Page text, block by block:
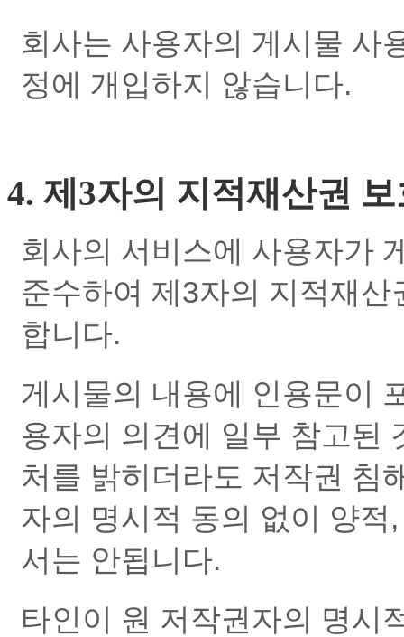
회사는 사용자의 게시물 사
정에 개입하지 않습니다.
4. 제3자의 지적재산권
회사의 서비스에 사용자가
준수하여 제3자의 지적재
합니다.
게시물의 내용에 인용문이
용자의 의견에 일부 참고된
처를 밝히더라도 저작권 침
자의 명시적 동의 없이 양
서는 안됩니다.
타인이 원 저작권자의 명시